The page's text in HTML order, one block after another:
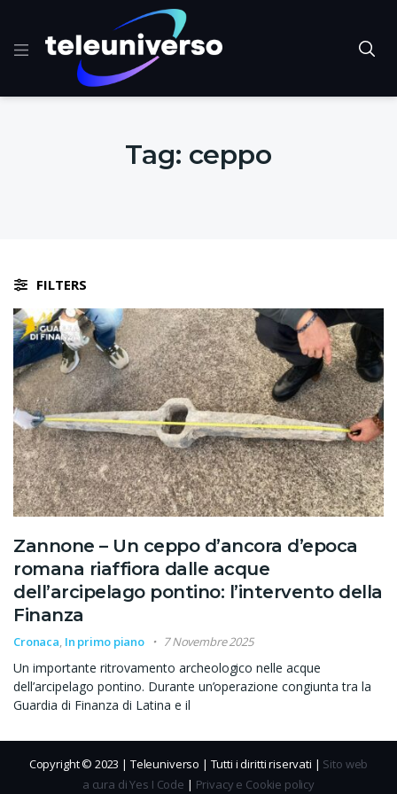
Tag: ceppo
FILTERS
Zannone – Un ceppo d’ancora d’epoca
romana riaffiora dalle acque
dell’arcipelago pontino: l’intervento della
Finanza
Cronaca, In primo piano 7 Novembre 2025
Un importante ritrovamento archeologico nelle acque
dell’arcipelago pontino. Durante un’operazione congiunta tra la
Guardia di Finanza di Latina e il
Copyright © 2023 | Teleuniverso | Tutti i diritti riservati | Sito web
a cura di Yes I Code | Privacy e Cookie policy